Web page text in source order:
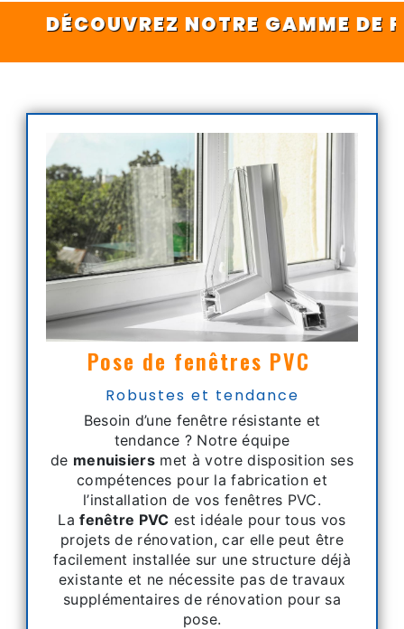
NOTRE GAMME DE
Pose de fenêtres PVC
Robustes et tendance
Besoin d’une fenêtre résistante et
tendance ? Notre équipe
de menuisiers met à votre disposition ses
compétences pour la fabrication et
l’installation de vos fenêtres PVC.
Lafenêtre PVC est idéale pour tous vos
projets de rénovation, car elle peut être
facilement installée sur une structure déjà
existante et ne nécessite pas de travaux
supplémentaires de rénovation pour sa
pose.